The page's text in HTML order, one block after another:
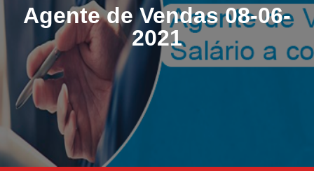
Agente de Vendas 08-06-
2021